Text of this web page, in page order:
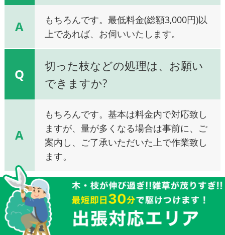
A
もちろんです。最低料金(総額3,000円)以
上であれば、お伺いいたします。
Q
切った枝などの処理は、お願い
できますか?
A
もちろんです。基本は料金内で対応致し
ますが、量が多くなる場合は事前に、ご
案内し、ご了承いただいた上で作業致し
ます。